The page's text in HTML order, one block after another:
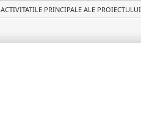
ACTIVITATILE PRINCIPALE ALE PROIECTULUI